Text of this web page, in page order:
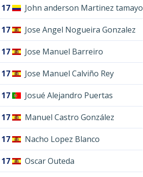
17 John anderson Martinez tamayo
17 Jose Angel Nogueira Gonzalez
17 Jose Manuel Barreiro
17 Jose Manuel Calviño Rey
17 Josué Alejandro Puertas
17 Manuel Castro González
17 Nacho Lopez Blanco
17 Oscar Outeda